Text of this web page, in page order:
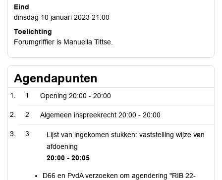
Eind
dinsdag 10 januari 2023 21:00
Toelichting
Forumgriffier is Manuella Tittse.
Agendapunten
1 Opening 20:00 - 20:00
2 Algemeen inspreekrecht 20:00 - 20:00
3
Lijst van ingekomen stukken: vaststelling wijze van
afdoening
20:00 - 20:05
D66 en PvdA verzoeken om agendering "RIB 22-